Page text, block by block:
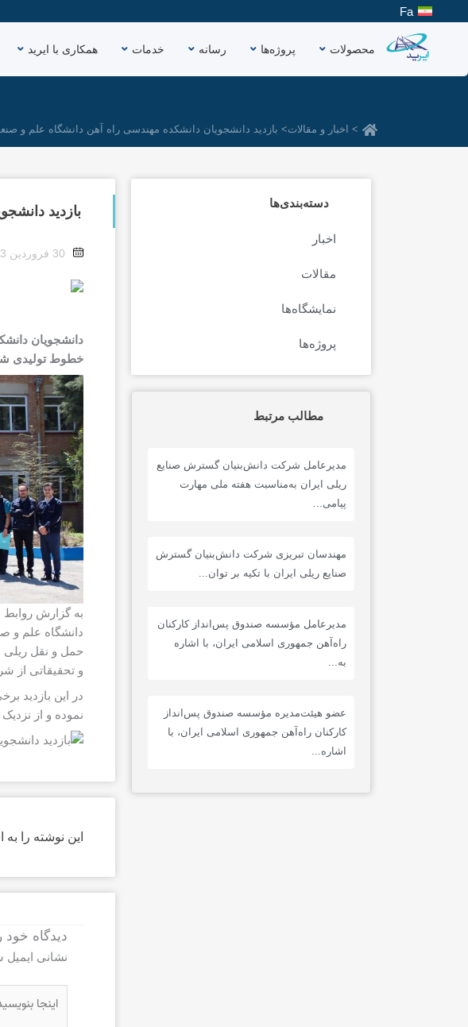
Fa
محصولات پروژه‌ها رسانه خدمات همکاری با ایرید
> اخبار و مقالات> بازدید دانشجویان دانشکده مهندسی راه آهن دانشگاه علم و
دسته‌بندی‌ها
اخبار
مقالات
نمایشگاه‌ها
پروژه‌ها
مطالب مرتبط
مدیرعامل شرکت دانش‌بنیان گسترش صنایع
ریلی ایران به‌مناسبت هفته ملی مهارت
پیامی...
مهندسان تبریزی شرکت دانش‌بنیان گسترش
صنایع ریلی ایران با تکیه بر توان...
مدیرعامل مؤسسه صندوق پس‌انداز کارکنان
راه‌آهن جمهوری اسلامی ایران، با اشاره
به...
عضو هیئت‌مدیره مؤسسه صندوق پس‌انداز
کارکنان راه‌آهن جمهوری اسلامی ایران، با
اشاره...
بازدید
30 فروردین 1403
خطوط تولیدی
به گزارش
دانشگاه علم و
و تحقیقاتی از
در این بازدید
نموده و از
این نوشته را به
دیدگاه‌ خود
نشانی
بنویسید…